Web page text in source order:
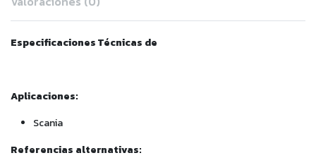
Especificaciones Técnicas de
Aplicaciones:
Scania
Referencias alternativas: